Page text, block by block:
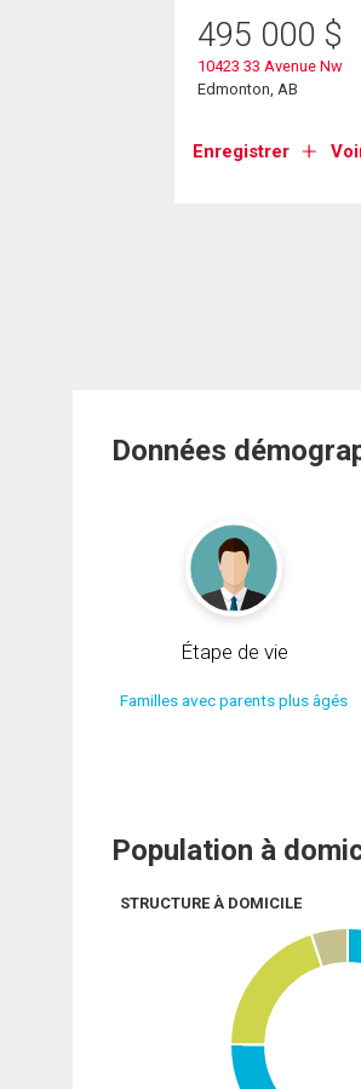
495 000 $
10423 33 Avenue Nw
Edmonton, AB
Enregistrer
Données
Étape de vie
Familles avec parents plus âgés
Population à
STRUCTURE À DOMICILE